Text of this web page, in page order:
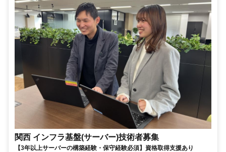
関西 インフラ基盤(サーバー)技術者募集
【3年以上サーバーの構築経験・保守経験必須】資格取得支援あり